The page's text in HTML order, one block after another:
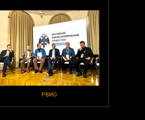
РВИО